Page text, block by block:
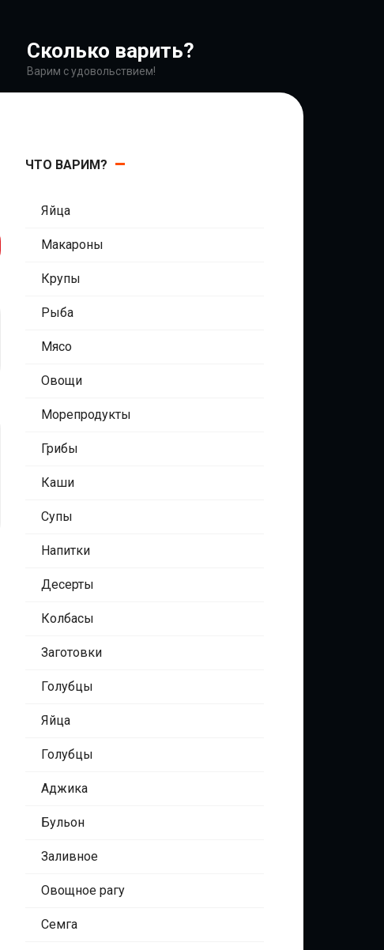
Сколько варить?
Варим с удовольствием!
ЧТО ВАРИМ?
Яйца
Макароны
Крупы
Рыба
Мясо
Овощи
Морепродукты
Грибы
Каши
Супы
Напитки
Десерты
Колбасы
Заготовки
Голубцы
Яйца
Голубцы
Аджика
Бульон
Заливное
Овощное рагу
Семга